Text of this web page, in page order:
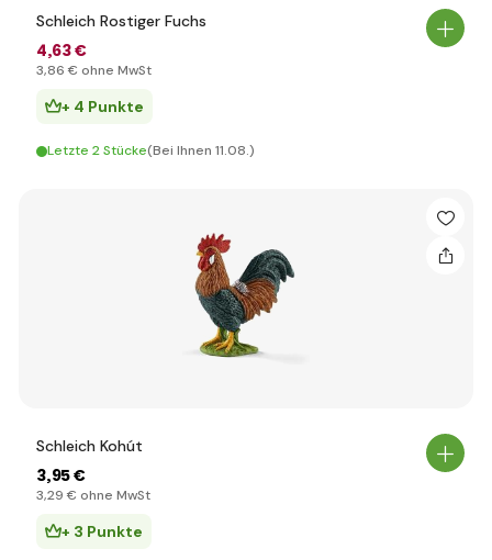
Schleich Rostiger Fuchs
4,63 €
3,86 € ohne MwSt
+ 4 Punkte
Letzte 2 Stücke(Bei Ihnen 11.08.)
Schleich Kohút
3,95 €
3,29 € ohne MwSt
+ 3 Punkte